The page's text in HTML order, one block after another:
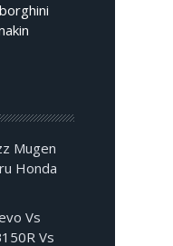
Mugen
Honda
Vs
Vs